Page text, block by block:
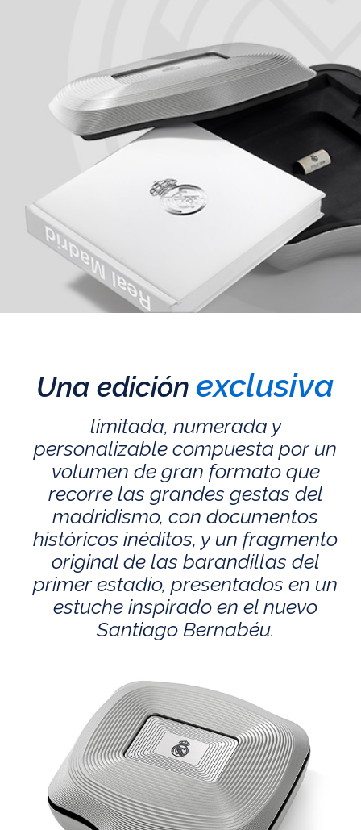
Una edición exclusiva
limitada, numerada y
personalizable compuesta por un
volumen de gran formato que
recorre las grandes gestas del
madridismo, con documentos
históricos inéditos, y un fragmento
original de las barandillas del
primer estadio, presentados en un
estuche inspirado en el nuevo
Santiago Bernabéu.